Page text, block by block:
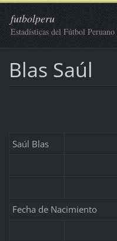
futbolperu
Estadísticas del Fútbol Peruano
Blas Saúl
Saúl Blas
Fecha de Nacimiento